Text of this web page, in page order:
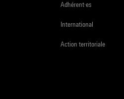
Adhérent·es
International
Action territoriale